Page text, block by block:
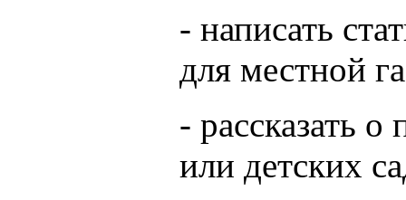
- написать
для местной
- рассказать
или детских